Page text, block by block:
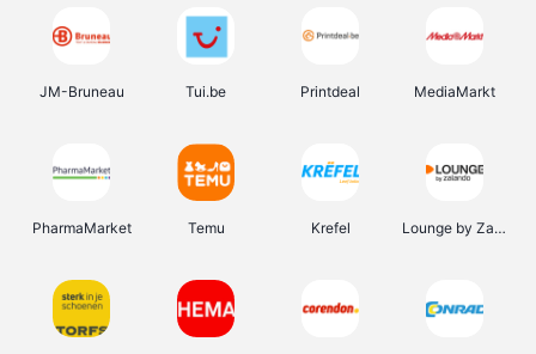
JM-Bruneau Tui.be Printdeal MediaMarkt
PharmaMarket Temu Krefel Lounge by Zalando